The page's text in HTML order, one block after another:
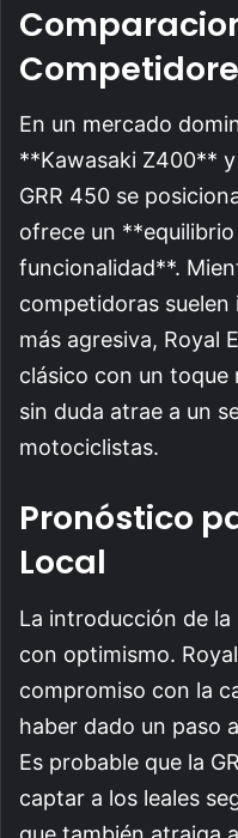
En un mercado
**Kawasaki Z400**
GRR 450 se
ofrece un
funcionalidad**.
competidoras
más agresiva, Royal
clásico con un toque
sin duda atrae a un
motociclistas.
Pronóstico
Local
La introducción de la
con optimismo.
compromiso con la
haber dado un paso
Es probable que la
captar a los leales